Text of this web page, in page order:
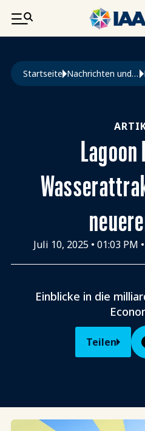
DIREKT ZUM INHALT
Pfadnavigation
Startseite Nachrichten und Funworld
Lagoon
Juli 10, 2025• 01:03 PM
Einblicke in die
Teilen